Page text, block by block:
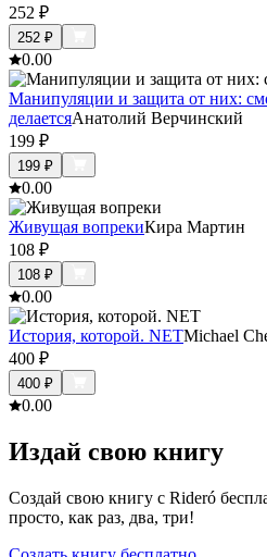
252 ₽
252 ₽
0.00
Манипуляции и защита от них:
делаетсяАнатолий Верчинский
199 ₽
199 ₽
0.00
Живущая вопрекиКира Мартин
108 ₽
108 ₽
0.00
История, которой. NETMichael
400 ₽
400 ₽
0.00
Издай свою книгу
Создай свою книгу с Rideró
просто, как раз, два, три!